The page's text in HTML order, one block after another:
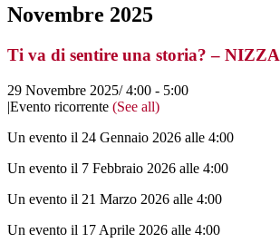
Novembre 2025
Ti va di sentire una storia? – NIZZA
29 Novembre 2025/ 4:00 - 5:00
|Evento ricorrente (See all)
Un evento il 24 Gennaio 2026 alle 4:00
Un evento il 7 Febbraio 2026 alle 4:00
Un evento il 21 Marzo 2026 alle 4:00
Un evento il 17 Aprile 2026 alle 4:00